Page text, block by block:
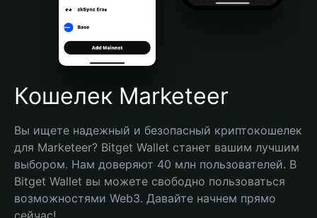
Português (Brasil)
Español (Argentina)
Кошелек Marketeer
Вы ищете надежный и безопасный криптокошелек
для Marketeer? Bitget Wallet станет вашим лучшим
выбором. Нам доверяют 40 млн пользователей. В
Bitget Wallet вы можете свободно пользоваться
возможностями Web3. Давайте начнем прямо
сейчас!